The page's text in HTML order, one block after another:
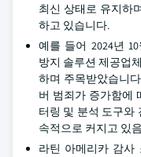
최신 상태로 유지하
하고 있습니다.
예를 들어 2024년
방지 솔루션 제공업
하며 주목받았습니
버 범죄가 증가함에
터링 및 분석 도구와
속적으로 커지고 있
라틴 아메리카 감사